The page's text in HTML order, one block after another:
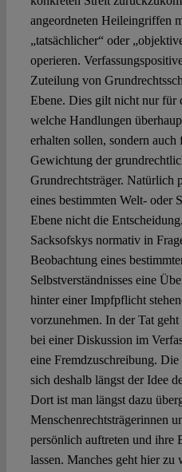
angeordneten Heileingriffen
„tatsächlicher“ oder
operieren.
Zuteilung von
Ebene. Dies gilt nicht nur für
welche Handlungen
erhalten sollen, sondern
Gewichtung der
Grundrechtsträger. Natürlich
eines bestimmten Welt- oder
Ebene nicht die
Sacksofskys normativ in
Beobachtung eines
Selbstverständnisses eine
hinter einer Impfpflicht
vorzunehmen. In der Tat
bei einer Diskussion im
eine Fremdzuschreibung.
sich deshalb längst der Idee
Dort ist man längst dazu
Menschenrechtsträgerinnen
persönlich auftreten und ihre
lassen. Manches geht hier zu